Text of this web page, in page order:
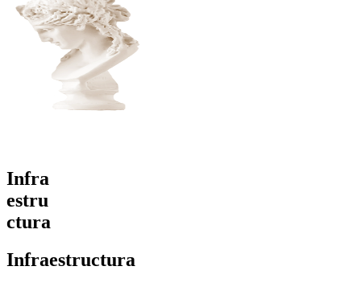
Infra
estru
ctura
Infraestructura